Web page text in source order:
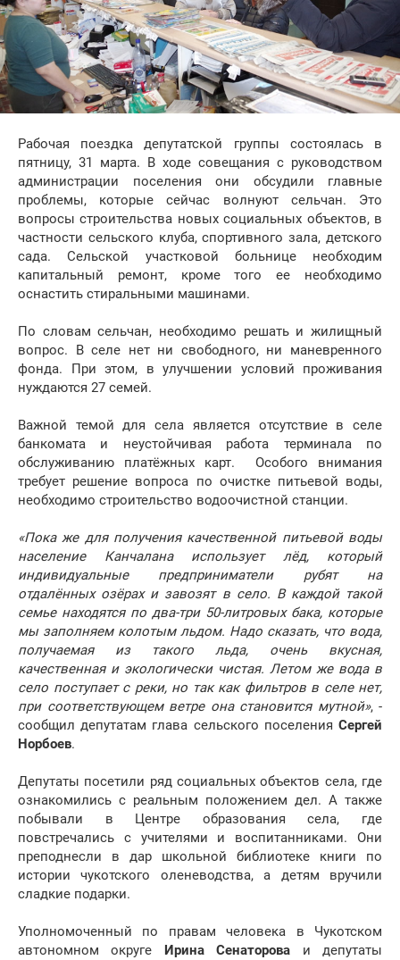
Рабочая поездка депутатской группы состоялась в
пятницу, 31 марта. В ходе совещания с руководством
администрации поселения они обсудили главные
проблемы, которые сейчас волнуют сельчан. Это
вопросы строительства новых социальных объектов, в
частности сельского клуба, спортивного зала, детского
сада. Сельской участковой больнице необходим
капитальный ремонт, кроме того ее необходимо
оснастить стиральными машинами.
По словам сельчан, необходимо решать и жилищный
вопрос. В селе нет ни свободного, ни маневренного
фонда. При этом, в улучшении условий проживания
нуждаются 27 семей.
Важной темой для села является отсутствие в селе
банкомата и неустойчивая работа терминала по
обслуживанию платёжных карт. Особого внимания
требует решение вопроса по очистке питьевой воды,
необходимо строительство водоочистной станции.
«Пока же для получения качественной питьевой воды
население Канчалана использует лёд, который
индивидуальные предприниматели рубят на
отдалённых озёрах и завозят в село. В каждой такой
семье находятся по два-три 50-литровых бака, которые
мы заполняем колотым льдом. Надо сказать, что вода,
получаемая из такого льда, очень вкусная,
качественная и экологически чистая. Летом же вода в
село поступает с реки, но так как фильтров в селе нет,
при соответствующем ветре она становится мутной», -
сообщил депутатам глава сельского поселения Сергей
Норбоев.
Депутаты посетили ряд социальных объектов села, где
ознакомились с реальным положением дел. А также
побывали в Центре образования села, где
повстречались с учителями и воспитанниками. Они
преподнесли в дар школьной библиотеке книги по
истории чукотского оленеводства, а детям вручили
сладкие подарки.
Уполномоченный по правам человека в Чукотском
автономном округе
Ирина Сенаторова и депутаты